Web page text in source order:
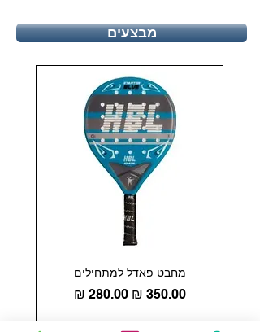
מבצעים
מחבט פאדל למתחילים
מחיר רגיל מחיר מבצע